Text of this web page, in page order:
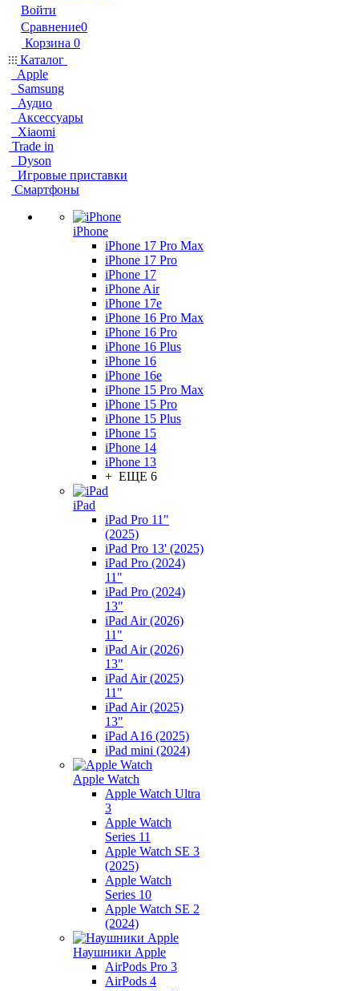
Войти
Сравнение0
Корзина 0
Каталог
Apple
Samsung
Аудио
Аксессуары
Xiaomi
Trade in
Dyson
Игровые приставки
Смартфоны
iPhone
iPhone 17 Pro Max
iPhone 17 Pro
iPhone 17
iPhone Air
iPhone 17e
iPhone 16 Pro Max
iPhone 16 Pro
iPhone 16 Plus
iPhone 16
iPhone 16e
iPhone 15 Pro Max
iPhone 15 Pro
iPhone 15 Plus
iPhone 15
iPhone 14
iPhone 13
+ ЕЩЕ 6
iPad
iPad Pro 11"
(2025)
iPad Pro 13' (2025)
iPad Pro (2024)
11"
iPad Pro (2024)
13"
iPad Air (2026)
11"
iPad Air (2026)
13"
iPad Air (2025)
11"
iPad Air (2025)
13"
iPad A16 (2025)
iPad mini (2024)
Apple Watch
Apple Watch Ultra
3
Apple Watch
Series 11
Apple Watch SE 3
(2025)
Apple Watch
Series 10
Apple Watch SE 2
(2024)
Наушники Apple
AirPods Pro 3
AirPods 4